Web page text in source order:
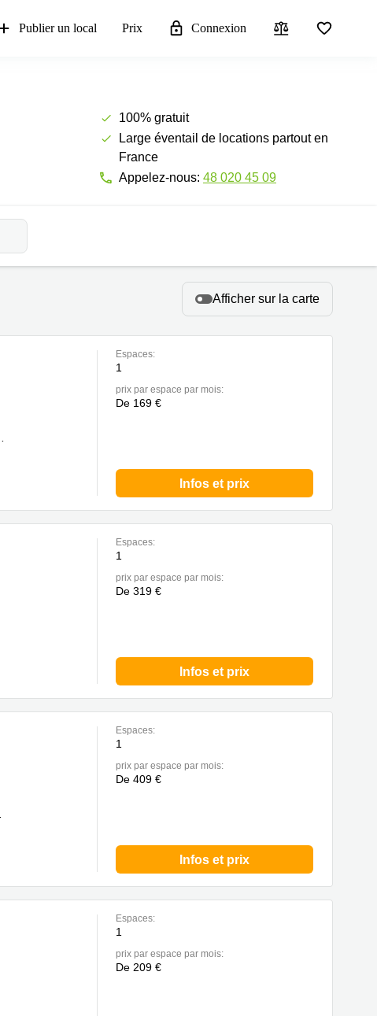
Publier un local Prix Connexion
100% gratuit
Large éventail de locations partout en
France
Appelez-nous: 48 020 45 09
Afficher sur la carte
Espaces:
1
prix par espace par mois:
De 169 €
Infos et prix
Espaces:
1
prix par espace par mois:
De 319 €
Infos et prix
Espaces:
1
prix par espace par mois:
De 409 €
Infos et prix
Espaces:
1
prix par espace par mois:
De 209 €